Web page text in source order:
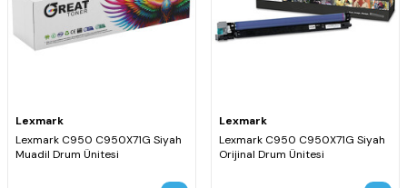
Lexmark
Lexmark C950 C950X71G Siyah
Muadil Drum Ünitesi
Lexmark
Lexmark C950 C950X71G Siyah
Orijinal Drum Ünitesi